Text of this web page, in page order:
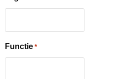
Functie *